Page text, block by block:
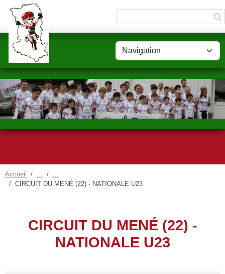
Accueil
CIRCUIT DU MENÉ (22) - NATIONALE U23
CIRCUIT DU MENÉ (22) -
NATIONALE U23
Panneau de gestion des cookies